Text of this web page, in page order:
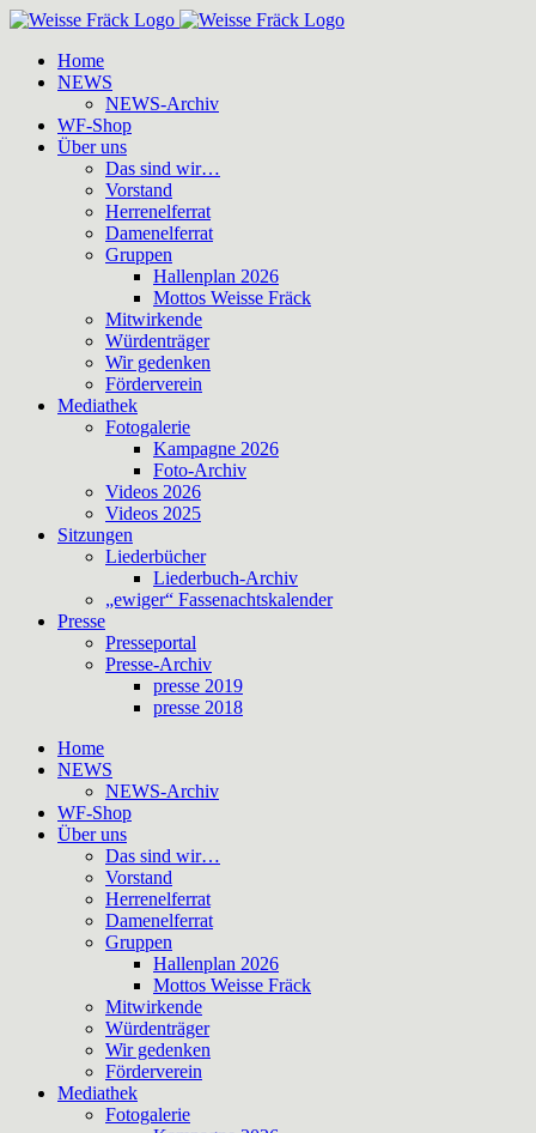
Zum
springenHome
NEWS
NEWS-Archiv
WF-Shop
Über uns
Das sind wir…
Vorstand
Herrenelferrat
Damenelferrat
Gruppen
Hallenplan 2026
Mottos Weisse Fräck
Mitwirkende
Würdenträger
Wir gedenken
Förderverein
Mediathek
Fotogalerie
Kampagne 2026
Foto-Archiv
Videos 2026
Videos 2025
Sitzungen
Liederbücher
Liederbuch-Archiv
„ewiger“ Fassenachtskalender
Presse
Presseportal
Presse-Archiv
presse 2019
presse 2018
Home
NEWS
NEWS-Archiv
WF-Shop
Über uns
Das sind wir…
Vorstand
Herrenelferrat
Damenelferrat
Gruppen
Hallenplan 2026
Mottos Weisse Fräck
Mitwirkende
Würdenträger
Wir gedenken
Förderverein
Mediathek
Fotogalerie